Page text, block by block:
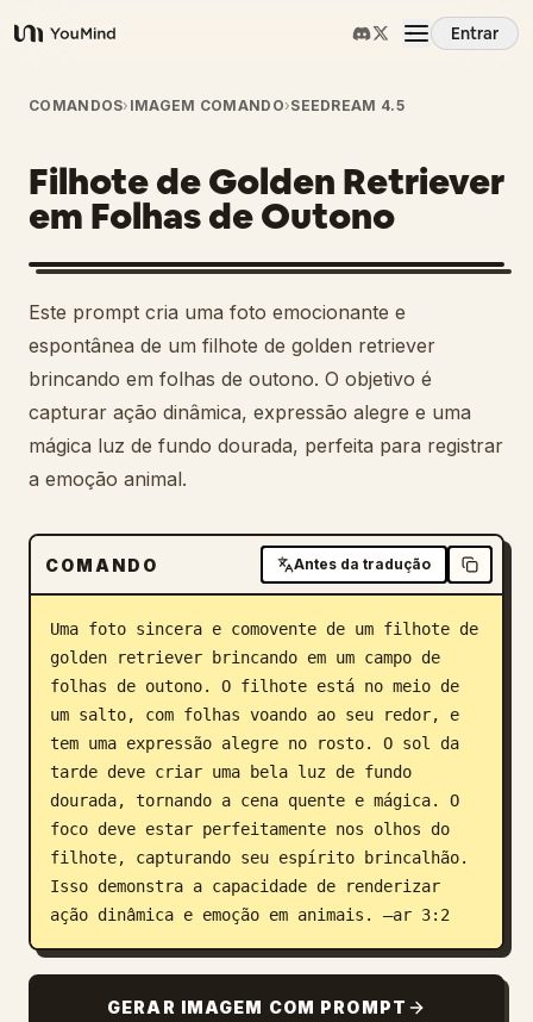
YouMind
Entrar
Visão Geral
Casos de Uso
Habilidades
Prompts
Preços
Baixar
Blog
Atualizações
COMANDOS› IMAGEM COMANDO›SEEDREAM 4.5
Filhote de Golden Retriever
em Folhas de Outono
Este prompt cria uma foto emocionante e
espontânea de um filhote de golden retriever
brincando em folhas de outono. O objetivo é
capturar ação dinâmica, expressão alegre e uma
mágica luz de fundo dourada, perfeita para registrar
a emoção animal.
COMANDO Antes da tradução
Uma foto sincera e comovente de um filhote de
golden retriever brincando em um campo de
folhas de outono. O filhote está no meio de
um salto, com folhas voando ao seu redor, e
tem uma expressão alegre no rosto. O sol da
tarde deve criar uma bela luz de fundo
dourada, tornando a cena quente e mágica. O
foco deve estar perfeitamente nos olhos do
filhote, capturando seu espírito brincalhão.
Isso demonstra a capacidade de renderizar
ação dinâmica e emoção em animais. –ar 3:2
GERAR IMAGEM COM PROMPT